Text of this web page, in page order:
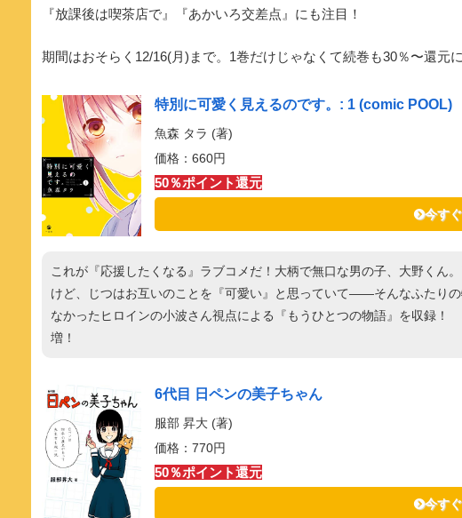
『放課後は喫茶店で』『あかいろ交差点』にも注目！
期間はおそらく12/16(月)まで。1巻だけじゃなくて続巻も30％〜還元
特別に可愛く見えるのです。: 1 (comic POOL)
魚森 タラ (著)
価格：660円
50％ポイント還元
今す
これが『応援したくなる』ラブコメだ！大柄で無口な男の子、大野くん
けど、じつはお互いのことを『可愛い』と思っていて――そんなふたり
なかったヒロインの小波さん視点による『もうひとつの物語』を収録
増！
6代目 日ペンの美子ちゃん
服部 昇大 (著)
価格：770円
50％ポイント還元
今す